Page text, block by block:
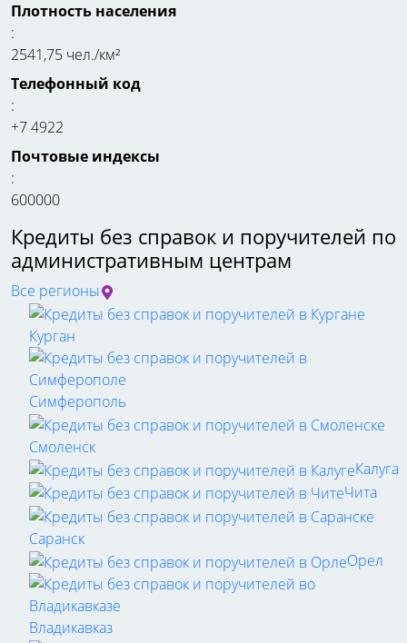
Плотность населения
:
2541,75 чел./км²
Телефонный код
:
+7 4922
Почтовые индексы
:
600000
Кредиты без справок и поручителей по
административным центрам
Все регионы
Курган
Симферополь
Смоленск
Калуга
Чита
Саранск
Орел
Владикавказ